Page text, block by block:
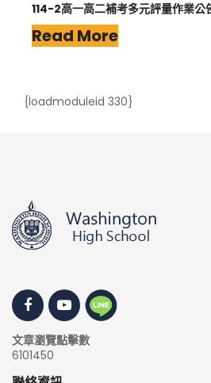
114-2高一高二補考多元評量作業
Read More
{loadmoduleid 330}
文章瀏覽點擊數
6101450